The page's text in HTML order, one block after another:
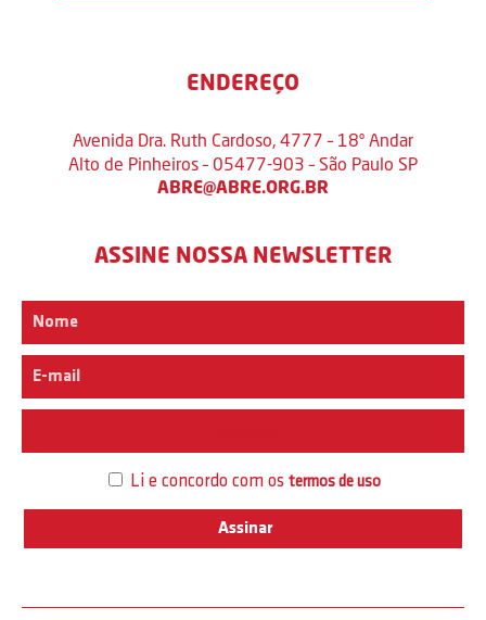
ENDEREÇO
Avenida Dra. Ruth Cardoso, 4777 – 18º Andar
Alto de Pinheiros – 05477-903 – São Paulo SP
ABRE@ABRE.ORG.BR
ASSINE NOSSA NEWSLETTER
Li e concordo com os termos de uso